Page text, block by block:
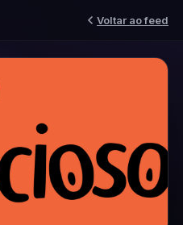
Voltar ao feed